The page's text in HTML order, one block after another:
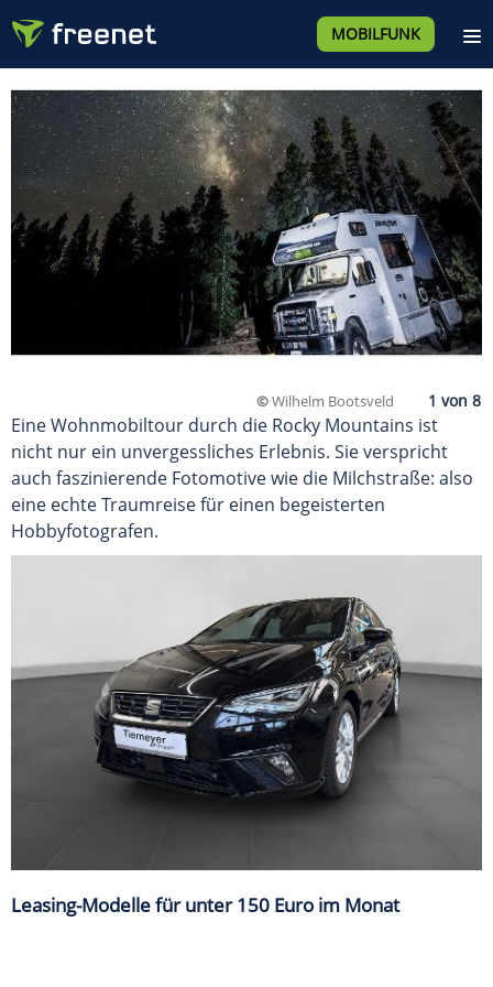
MOBILFUNK
©Wilhelm Bootsveld
Eine Wohnmobiltour durch die Rocky Mountains ist
nicht nur ein unvergessliches Erlebnis. Sie verspricht
auch faszinierende Fotomotive wie die Milchstraße: also
eine echte Traumreise für einen begeisterten
Hobbyfotografen.
Leasing-Modelle für unter 150 Euro im Monat